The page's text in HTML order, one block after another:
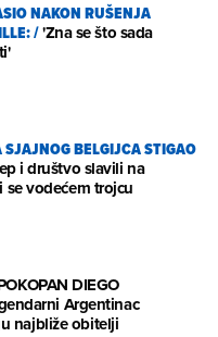
NAKON RUŠENJA
/'Zna se što sada
BELGIJCA STIGAO
i društvo slavili na
vodećem trojcu
DIEGO
Argentinac
najbliže obitelji